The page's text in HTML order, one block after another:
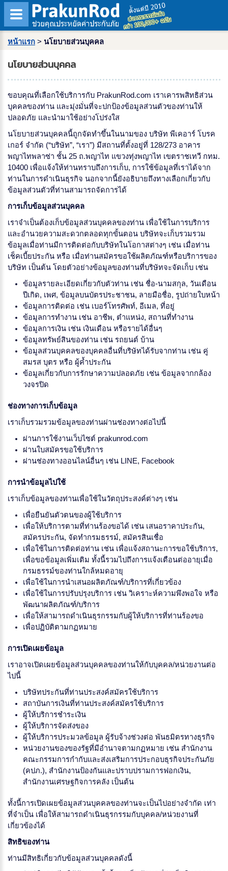
หน้าแรก > นโยบายส่วนบุคคล
นโยบายส่วนบุคคล
ขอบคุณที่เลือกใช้บริการกับ PrakunRod.com เราเคารพสิทธิส่วน
บุคคลของท่าน และมุ่งมั่นที่จะปกป้องข้อมูลส่วนตัวของท่านให้
ปลอดภัย และนำมาใช้อย่างโปร่งใส
นโยบายส่วนบุคคลนี้ถูกจัดทำขึ้นในนามของ บริษัท พีเคอาร์ โบรค
เกอร์ จำกัด (“บริษัท”, “เรา”) มีสถานที่ตั้งอยู่ที่ 128/273 อาคาร
พญาไทพลาซ่า ชั้น 25 ถ.พญาไท แขวงทุ่งพญาไท เขตราชเทวี กทม.
10400 เพื่อแจ้งให้ท่านทราบถึงการเก็บ, การใช้ข้อมูลที่เราได้จาก
ท่านในการดำเนินธุรกิจ นอกจากนี้ยังอธิบายถึงทางเลือกเกี่ยวกับ
ข้อมูลส่วนตัวที่ท่านสามารถจัดการได้
การเก็บข้อมูลส่วนบุคคล
เราจำเป็นต้องเก็บข้อมูลส่วนบุคคลของท่าน เพื่อใช้ในการบริการ
และอำนวยความสะดวกตลอดทุกขั้นตอน บริษัทจะเก็บรวมรวม
ข้อมูลเมื่อท่านมีการติดต่อกับบริษัทในโอกาสต่างๆ เช่น เมื่อท่าน
เช็คเบี้ยประกัน หรือ เมื่อท่านสมัครขอใช้ผลิตภัณฑ์หรือบริการของ
บริษัท เป็นต้น โดยตัวอย่างข้อมูลของท่านที่บริษัทจะจัดเก็บ เช่น
ข้อมูลรายละเอียดเกี่ยวกับตัวท่าน เช่น ชื่อ-นามสกุล, วันเดือน
ปีเกิด, เพศ, ข้อมูลบนบัตรประชาชน, ลายมือชื่อ, รูปถ่ายใบหน้า
ข้อมูลการติดต่อ เช่น เบอร์โทรศัพท์, อีเมล, ที่อยู่
ข้อมูลการทำงาน เช่น อาชีพ, ตำแหน่ง, สถานที่ทำงาน
ข้อมูลการเงิน เช่น เงินเดือน หรือรายได้อื่นๆ
ข้อมูลทรัพย์สินของท่าน เช่น รถยนต์ บ้าน
ข้อมูลส่วนบุคคลของบุคคลอื่นที่บริษัทได้รับจากท่าน เช่น คู่
สมรส บุตร หรือ ผู้ค้ำประกัน
ข้อมูลเกี่ยวกับการรักษาความปลอดภัย เช่น ข้อมูลจากกล้อง
วงจรปิด
ช่องทางการเก็บข้อมูล
เราเก็บรวมรวมข้อมูลของท่านผ่านช่องทางต่อไปนี้
ผ่านการใช้งานเว็บไซต์ prakunrod.com
ผ่านใบสมัครขอใช้บริการ
ผ่านช่องทางออนไลน์อื่นๆ เช่น LINE, Facebook
การนำข้อมูลไปใช้
เราเก็บข้อมูลของท่านเพื่อใช้ในวัตถุประสงค์ต่างๆ เช่น
เพื่อยืนยันตัวตนของผู้ใช้บริการ
เพื่อให้บริการตามที่ท่านร้องขอได้ เช่น เสนอราคาประกัน,
สมัครประกัน, จัดทำกรมธรรม์, สมัครสินเชื่อ
เพื่อใช้ในการติดต่อท่าน เช่น เพื่อแจ้งสถานะการขอใช้บริการ,
เพื่อขอข้อมูลเพิ่มเติม ทั้งนี้รวมไปถึงการแจ้งเตือนต่ออายุเมื่อ
กรมธรรม์ของท่านใกล้หมดอายุ
เพื่อใช้ในการนำเสนอผลิตภัณฑ์/บริการที่เกี่ยวข้อง
เพื่อใช้ในการปรับปรุงบริการ เช่น วิเคราะห์ความพึงพอใจ หรือ
พัฒนาผลิตภัณฑ์/บริการ
เพื่อให้สามารถดำเนินธุรกรรมกับผู้ให้บริการที่ท่านร้องขอ
เพื่อปฏิบัติตามกฏหมาย
การเปิดเผยข้อมูล
เราอาจเปิดเผยข้อมูลส่วนบุคคลของท่านให้กับบุคคล/หน่วยงานต่อ
ไปนี้
บริษัทประกันที่ท่านประสงค์สมัครใช้บริการ
สถาบันการเงินที่ท่านประสงค์สมัครใช้บริการ
ผู้ให้บริการชำระเงิน
ผู้ให้บริการจัดส่งของ
ผู้ให้บริการประมวลข้อมูล ผู้รับจ้างช่วงต่อ พันธมิตรทางธุรกิจ
หน่วยงานของของรัฐที่มีอำนาจตามกฏหมาย เช่น สำนักงาน
คณะกรรมการกำกับและส่งเสริมการประกอบธุรกิจประกันภัย
(คปภ.), สำนักงานป้องกันและปราบปรามการฟอกเงิน,
สำนักงานเศรษฐกิจการคลัง เป็นต้น
ทั้งนี้การเปิดเผยข้อมูลส่วนบุคคลของท่านจะเป็นไปอย่างจำกัด เท่า
ที่จำเป็น เพื่อให้สามารถดำเนินธุรกรรมกับบุคคล/หน่วยงานที่
เกี่ยวข้องได้
สิทธิของท่าน
ท่านมีสิทธิเกี่ยวกับข้อมูลส่วนบุคคลดังนี้